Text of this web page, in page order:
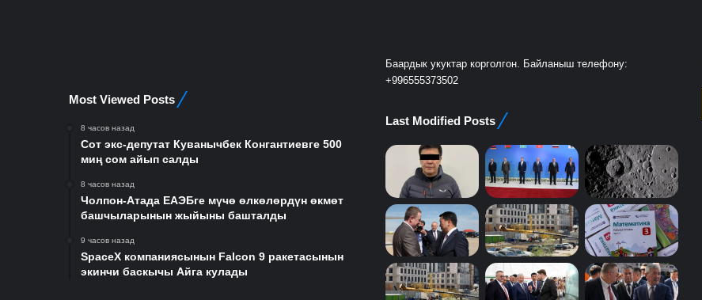
Most Viewed Posts
8 часов назад
Сот экс-депутат Куванычбек Конгантиевге 500
миң сом айып салды
8 часов назад
Чолпон-Атада ЕАЭБге мүчө өлкөлөрдүн өкмөт
башчыларынын жыйыны башталды
9 часов назад
SpaceX компаниясынын Falcon 9 ракетасынын
экинчи баскычы Айга кулады
Баардык укуктар корголгон. Байланыш телефону:
+996555373502
Last Modified Posts